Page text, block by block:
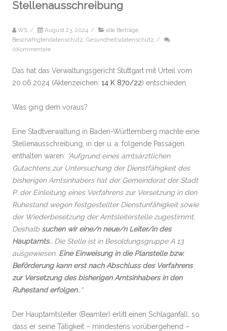
Stellenausschreibung
WS / August 23, 2024 / alle Beiträge,
Beschäftigtendatenschutz, Gesundheitsdatenschutz /
0Kommentare
Das hat das Verwaltungsgericht Stuttgart mit Urteil vom
20.06.2024 (Aktenzeichen: 14 K 870/22) entschieden.
Was ging dem voraus?
Eine Stadtverwaltung in Baden-Württemberg machte eine
Stellenausschreibung, in der u. a. folgende Passagen
enthalten waren: “Aufgrund eines amtsärztlichen
Gutachtens zur Untersuchung der Dienstfähigkeit des
bisherigen Amtsinhabers hat der Gemeinderat der Stadt
P. der Einleitung eines Verfahrens zur Versetzung in den
Ruhestand wegen festgestellter Dienstunfähigkeit sowie
der Wiederbesetzung der Amtsleiterstelle zugestimmt.
Deshalb suchen wir eine/n neue/n Leiter/in des
Hauptamts… Die Stelle ist in Besoldungsgruppe A 13
ausgewiesen. Eine Einweisung in die Planstelle bzw.
Beförderung kann erst nach Abschluss des Verfahrens
zur Versetzung des bisherigen Amtsinhabers in den
Ruhestand erfolgen…“
Der Hauptamtsleiter (Beamter) erlitt einen Schlaganfall, so
dass er seine Tätigkeit – mindestens vorübergehend –